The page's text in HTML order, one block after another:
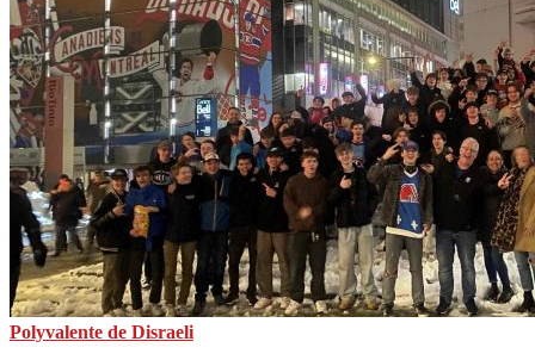
Polyvalente de Disraeli